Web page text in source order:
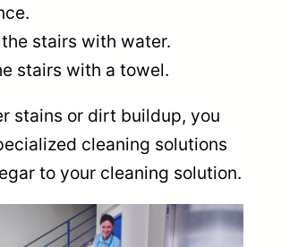
the stairs with water.
stairs with a towel.
stains or dirt buildup, you
cleaning solutions
to your cleaning solution.